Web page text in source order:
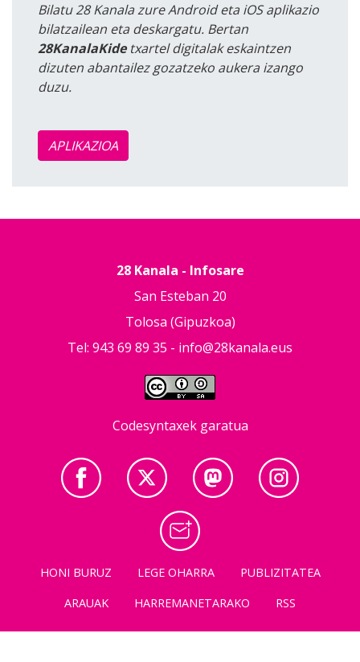
Bilatu 28 Kanala zure Android eta iOS aplikazio
bilatzailean eta deskargatu. Bertan
28KanalaKidetxartel digitalak eskaintzen
dizuten abantailez gozatzeko aukera izango
duzu.
APLIKAZIOA
28 Kanala - Infosare
San Esteban 20
Tolosa (Gipuzkoa)
Tel: 943 69 89 35 - info@28kanala.eus
Codesyntaxek garatua
HONI BURUZ LEGE OHARRA
PUBLIZITATEA
ARAUAK
HARREMANETARAKO RSS